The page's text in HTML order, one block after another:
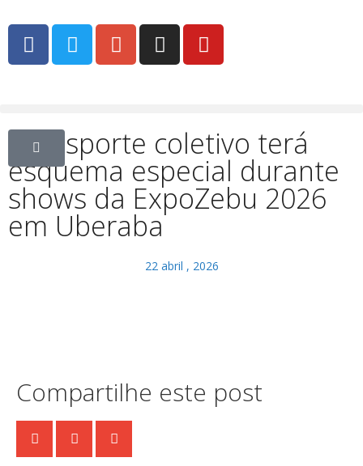
Transporte coletivo terá
esquema especial durante
shows da ExpoZebu 2026
em Uberaba
22 abril , 2026
Compartilhe este post